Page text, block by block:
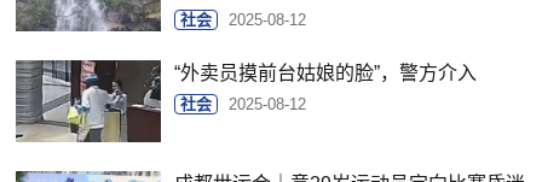
社会 2025-08-12
“外卖员摸前台姑娘的脸”，警方介入
社会 2025-08-12